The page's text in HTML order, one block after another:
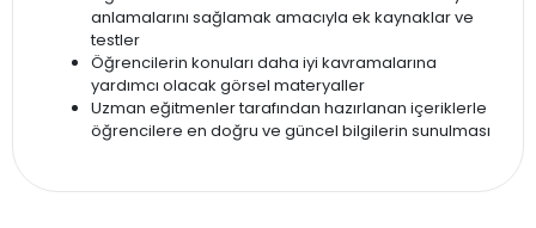
anlamalarını sağlamak amacıyla ek kaynaklar ve
testler
Öğrencilerin konuları daha iyi kavramalarına
yardımcı olacak görsel materyaller
Uzman eğitmenler tarafından hazırlanan içeriklerle
öğrencilere en doğru ve güncel bilgilerin sunulması